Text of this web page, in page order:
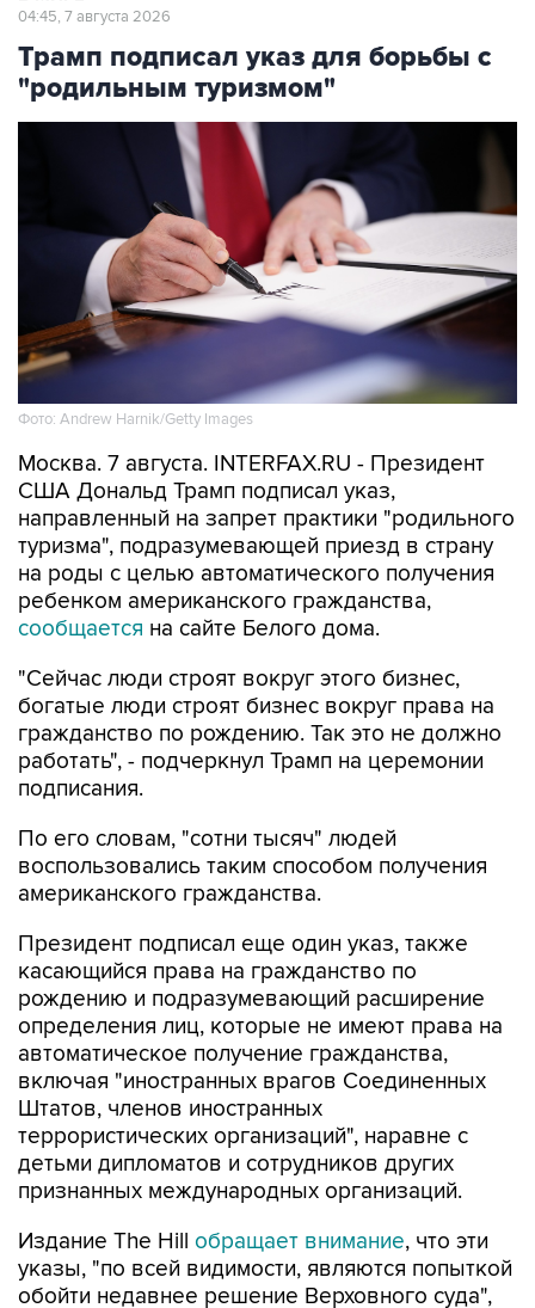
04:45, 7 августа 2026
Трамп подписал указ для борьбы с
"родильным туризмом"
Фото: Andrew Harnik/Getty Images
Москва. 7 августа. INTERFAX.RU - Президент
США Дональд Трамп подписал указ,
направленный на запрет практики "родильного
туризма", подразумевающей приезд в страну
на роды с целью автоматического получения
ребенком американского гражданства,
сообщается на сайте Белого дома.
"Сейчас люди строят вокруг этого бизнес,
богатые люди строят бизнес вокруг права на
гражданство по рождению. Так это не должно
работать", - подчеркнул Трамп на церемонии
подписания.
По его словам, "сотни тысяч" людей
воспользовались таким способом получения
американского гражданства.
Президент подписал еще один указ, также
касающийся права на гражданство по
рождению и подразумевающий расширение
определения лиц, которые не имеют права на
автоматическое получение гражданства,
включая "иностранных врагов Соединенных
Штатов, членов иностранных
террористических организаций", наравне с
детьми дипломатов и сотрудников других
признанных международных организаций.
Издание The Hill обращает внимание, что эти
указы, "по всей видимости, являются попыткой
обойти недавнее решение Верховного суда",